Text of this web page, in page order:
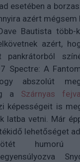
esetében a
azért mégsem
Bautista több-
azért,
Spectre: A
abszolút
a Szárnyas
képességeit is
latba vetni. Már
lehetőséget
humorú